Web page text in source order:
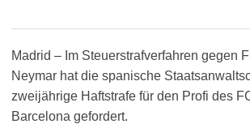
Madrid – Im Steuerstrafverfahren gegen
Neymar hat die spanische
zweijährige Haftstrafe für den Profi des
Barcelona gefordert.